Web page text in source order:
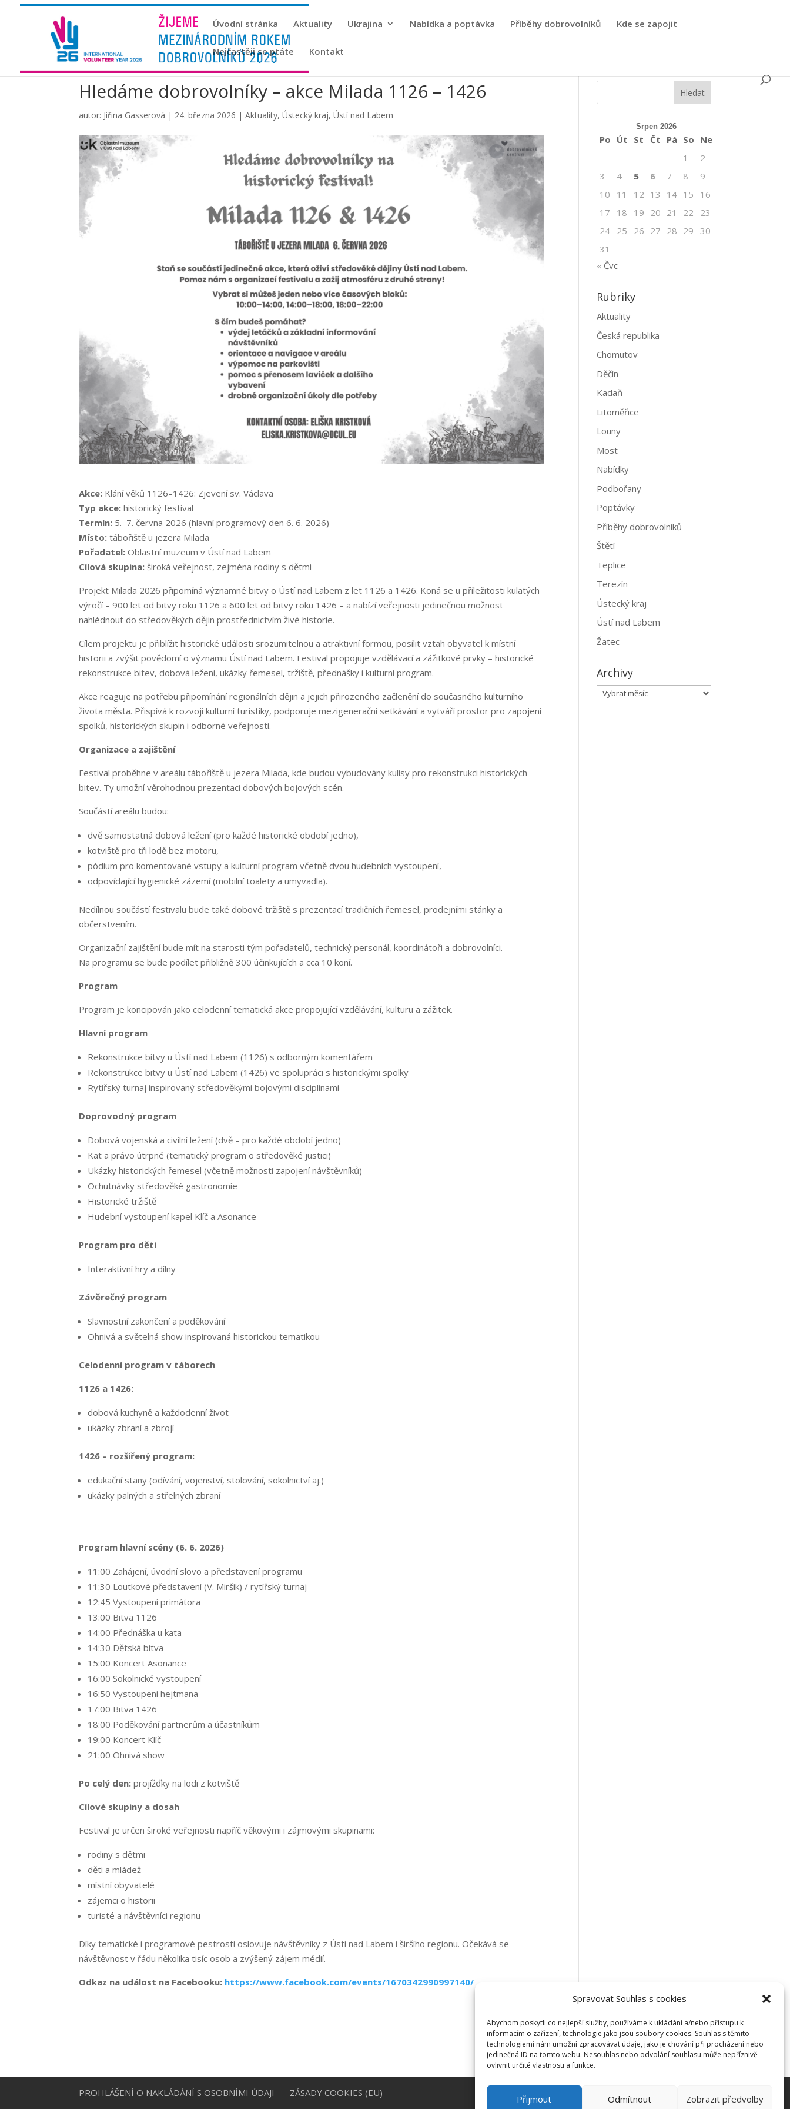
Spravovat Souhlas s cookies
Abychom poskytli co nejlepší služby, používáme k ukládání a/nebo přístupu k
informacím o zařízení, technologie jako jsou soubory cookies. Souhlas s těmito
technologiemi nám umožní zpracovávat údaje, jako je chování při procházení nebo
jedinečná ID na tomto webu. Nesouhlas nebo odvolání souhlasu může nepříznivě
ovlivnit určité vlastnosti a funkce.
Přijmout Odmítnout Zobrazit předvolby
Úvodní stránka Aktuality Ukrajina Nabídka a poptávka Příběhy dobrovolníků Kde se zapojit
Nejčastěji se ptáte Kontakt
Hledáme dobrovolníky – akce Milada 1126 – 1426
autor: Jiřina Gasserová | 24. března 2026 |Aktuality,Ústecký kraj,Ústí nad Labem
Akce: Klání věků 1126–1426: Zjevení sv. Václava
Typ akce: historický festival
Termín: 5.–7. června 2026 (hlavní programový den 6. 6. 2026)
Místo: tábořiště u jezera Milada
Pořadatel: Oblastní muzeum v Ústí nad Labem
Cílová skupina: široká veřejnost, zejména rodiny s dětmi
Projekt Milada 2026 připomíná významné bitvy o Ústí nad Labem z let 1126 a 1426. Koná se u příležitosti kulatých
výročí – 900 let od bitvy roku 1126 a 600 let od bitvy roku 1426 – a nabízí veřejnosti jedinečnou možnost
nahlédnout do středověkých dějin prostřednictvím živé historie.
Cílem projektu je přiblížit historické události srozumitelnou a atraktivní formou, posílit vztah obyvatel k místní
historii a zvýšit povědomí o významu Ústí nad Labem. Festival propojuje vzdělávací a zážitkové prvky – historické
rekonstrukce bitev, dobová ležení, ukázky řemesel, tržiště, přednášky i kulturní program.
Akce reaguje na potřebu připomínání regionálních dějin a jejich přirozeného začlenění do současného kulturního
života města. Přispívá k rozvoji kulturní turistiky, podporuje mezigenerační setkávání a vytváří prostor pro zapojení
spolků, historických skupin i odborné veřejnosti.
Organizace a zajištění
Festival proběhne v areálu tábořiště u jezera Milada, kde budou vybudovány kulisy pro rekonstrukci historických
bitev. Ty umožní věrohodnou prezentaci dobových bojových scén.
Součástí areálu budou:
dvě samostatná dobová ležení (pro každé historické období jedno),
kotviště pro tři lodě bez motoru,
pódium pro komentované vstupy a kulturní program včetně dvou hudebních vystoupení,
odpovídající hygienické zázemí (mobilní toalety a umyvadla).
Nedílnou součástí festivalu bude také dobové tržiště s prezentací tradičních řemesel, prodejními stánky a
občerstvením.
Organizační zajištění bude mít na starosti tým pořadatelů, technický personál, koordinátoři a dobrovolníci.
Na programu se bude podílet přibližně 300 účinkujících a cca 10 koní.
Program
Program je koncipován jako celodenní tematická akce propojující vzdělávání, kulturu a zážitek.
Hlavní program
Rekonstrukce bitvy u Ústí nad Labem (1126) s odborným komentářem
Rekonstrukce bitvy u Ústí nad Labem (1426) ve spolupráci s historickými spolky
Rytířský turnaj inspirovaný středověkými bojovými disciplínami
Doprovodný program
Dobová vojenská a civilní ležení (dvě – pro každé období jedno)
Kat a právo útrpné (tematický program o středověké justici)
Ukázky historických řemesel (včetně možnosti zapojení návštěvníků)
Ochutnávky středověké gastronomie
Historické tržiště
Hudební vystoupení kapel Klíč a Asonance
Program pro děti
Interaktivní hry a dílny
Závěrečný program
Slavnostní zakončení a poděkování
Ohnivá a světelná show inspirovaná historickou tematikou
Celodenní program v táborech
1126 a 1426:
dobová kuchyně a každodenní život
ukázky zbraní a zbrojí
1426 – rozšířený program:
edukační stany (odívání, vojenství, stolování, sokolnictví aj.)
ukázky palných a střelných zbraní
Program hlavní scény (6. 6. 2026)
11:00 Zahájení, úvodní slovo a představení programu
11:30 Loutkové představení (V. Miršík) / rytířský turnaj
12:45 Vystoupení primátora
13:00 Bitva 1126
14:00 Přednáška u kata
14:30 Dětská bitva
15:00 Koncert Asonance
16:00 Sokolnické vystoupení
16:50 Vystoupení hejtmana
17:00 Bitva 1426
18:00 Poděkování partnerům a účastníkům
19:00 Koncert Klíč
21:00 Ohnivá show
Po celý den: projížďky na lodi z kotviště
Cílové skupiny a dosah
Festival je určen široké veřejnosti napříč věkovými i zájmovými skupinami:
rodiny s dětmi
děti a mládež
místní obyvatelé
zájemci o historii
turisté a návštěvníci regionu
Díky tematické i programové pestrosti oslovuje návštěvníky z Ústí nad Labem i širšího regionu. Očekává se
návštěvnost v řádu několika tisíc osob a zvýšený zájem médií.
Odkaz na událost na Facebooku: https://www.facebook.com/events/1670342990997140/
Srpen 2026
Po Út St Čt Pá So Ne
1
2
3
4 5 6 7 8
9
10
11 12 13 14 15
16
17
18 19 20 21 22
23
24 25 26 27 28 29
30
31
« Čvc
Rubriky
Aktuality
Česká republika
Chomutov
Děčín
Kadaň
Litoměřice
Louny
Most
Nabídky
Podbořany
Poptávky
Příběhy dobrovolníků
Štětí
Teplice
Terezín
Ústecký kraj
Ústí nad Labem
Žatec
Archivy
Archivy
PROHLÁŠENÍ O NAKLÁDÁNÍ S OSOBNÍMI ÚDAJI ZÁSADY COOKIES (EU)